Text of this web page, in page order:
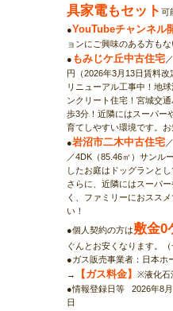
具家電もセット 可
●YouTubeチャンネル
ョンにご興味のある方も
● もみじケ丘中古住宅
円（2026年3月13日賃料
リニューアル工事中！地
ンクリート住宅！宮城交
歩3分！近隣にはスーパー
育てしやすい環境です。
●岩沼市二木中古住宅
／4DK（85.46㎡）サンル
したお庭はドッグランと
さらに、近隣にはスーパ
く、ファミリーにおスス
い！
●個人契約の方は敷金0
ぐんとお安くなります。（
●ガス販売事業者：日本ホ
→
【ガス料金】
※液化石
●情報登録日等 2026年8
日